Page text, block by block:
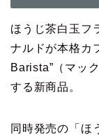
ほうじ茶白玉フ
ナルドが本格カ
Barista”（マッ
する新商品。
同時発売の「ほ